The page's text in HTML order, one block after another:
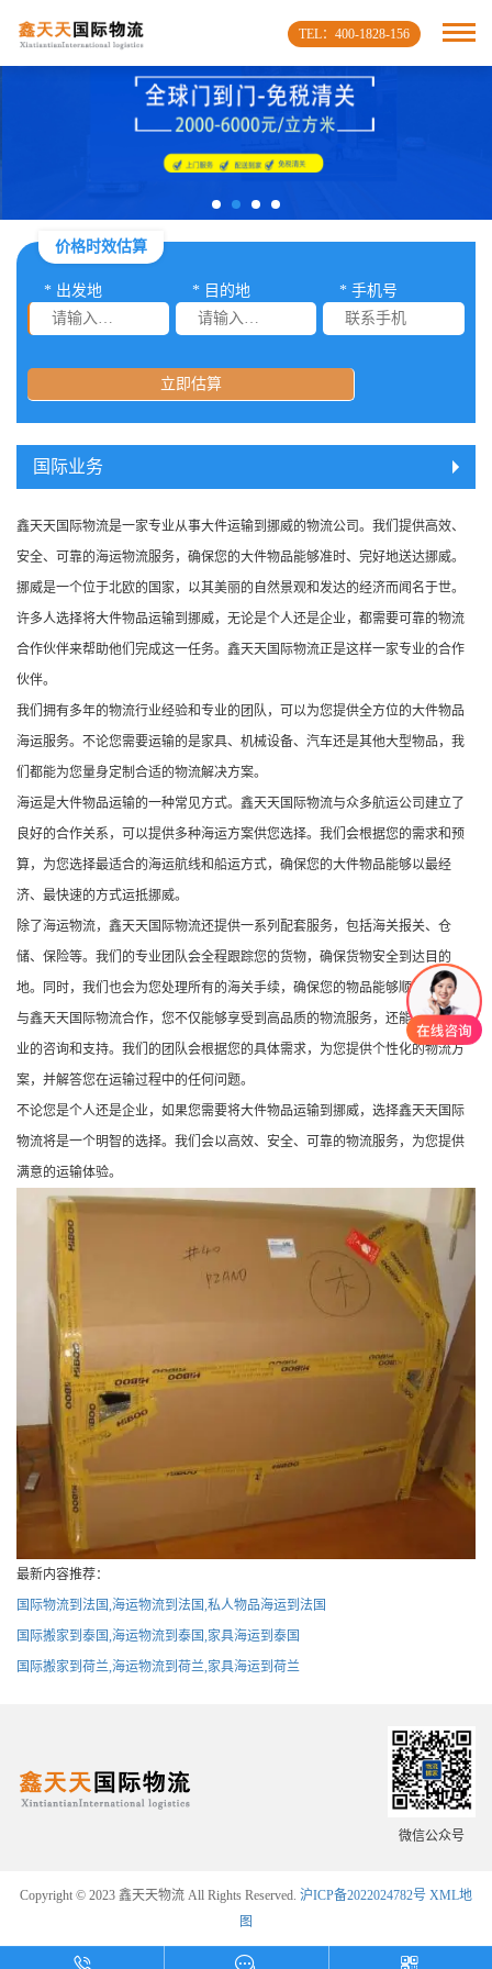
TEL：400-1828-156
价格时效估算
* 出发地 * 目的地 * 手机号
立即估算
国际业务
鑫天天国际物流是一家专业从事大件运输到挪威的物流公司。我们提供高效、
安全、可靠的海运物流服务，确保您的大件物品能够准时、完好地送达挪威。
挪威是一个位于北欧的国家，以其美丽的自然景观和发达的经济而闻名于世。
许多人选择将大件物品运输到挪威，无论是个人还是企业，都需要可靠的物流
合作伙伴来帮助他们完成这一任务。鑫天天国际物流正是这样一家专业的合作
伙伴。
我们拥有多年的物流行业经验和专业的团队，可以为您提供全方位的大件物品
海运服务。不论您需要运输的是家具、机械设备、汽车还是其他大型物品，我
们都能为您量身定制合适的物流解决方案。
海运是大件物品运输的一种常见方式。鑫天天国际物流与众多航运公司建立了
良好的合作关系，可以提供多种海运方案供您选择。我们会根据您的需求和预
算，为您选择最适合的海运航线和船运方式，确保您的大件物品能够以最经
济、最快速的方式运抵挪威。
除了海运物流，鑫天天国际物流还提供一系列配套服务，包括海关报关、仓
储、保险等。我们的专业团队会全程跟踪您的货物，确保货物安全到达目的
地。同时，我们也会为您处理所有的海关手续，确保您的物品能够顺利通关。
与鑫天天国际物流合作，您不仅能够享受到高品质的物流服务，还能够获得专
业的咨询和支持。我们的团队会根据您的具体需求，为您提供个性化的物流方
案，并解答您在运输过程中的任何问题。
不论您是个人还是企业，如果您需要将大件物品运输到挪威，选择鑫天天国际
物流将是一个明智的选择。我们会以高效、安全、可靠的物流服务，为您提供
满意的运输体验。
最新内容推荐：
国际物流到法国,海运物流到法国,私人物品海运到法国
国际搬家到泰国,海运物流到泰国,家具海运到泰国
国际搬家到荷兰,海运物流到荷兰,家具海运到荷兰
微信公众号
Copyright © 2023 鑫天天物流 All Rights Reserved. 沪ICP备2022024782号 XML地
图